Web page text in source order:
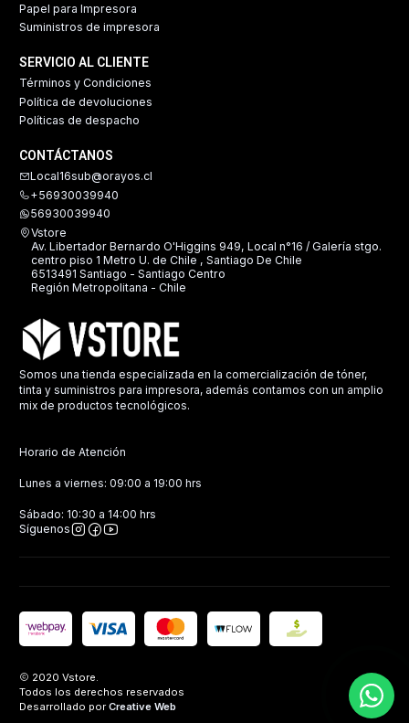
Papel para Impresora
Suministros de impresora
SERVICIO AL CLIENTE
Términos y Condiciones
Política de devoluciones
Políticas de despacho
CONTÁCTANOS
Local16sub@orayos.cl
+56930039940
56930039940
Vstore
Av. Libertador Bernardo O'Higgins 949, Local n°16 / Galería stgo.
centro piso 1 Metro U. de Chile , Santiago De Chile
6513491 Santiago - Santiago Centro
Región Metropolitana - Chile
Somos una tienda especializada en la comercialización de tóner,
tinta y suministros para impresora, además contamos con un amplio
mix de productos tecnológicos.
Horario de Atención
Lunes a viernes: 09:00 a 19:00 hrs
Sábado: 10:30 a 14:00 hrs
Síguenos
2020 Vstore.
Todos los derechos reservados
Desarrollado porCreative Web